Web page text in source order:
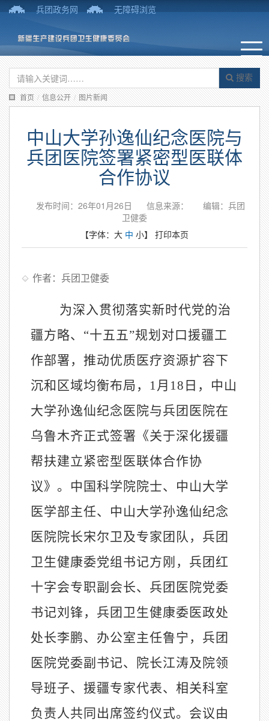
兵团政务网 无障碍浏览
搜索
首页 / 信息公开 / 图片新闻
中山大学孙逸仙纪念医院与
兵团医院签署紧密型医联体
合作协议
发布时间：26年01月26日 信息来源：
编辑：兵团
卫健委
【字体： 大 中 小】 打印本页
作者：兵团卫健委
为深入贯彻落实新时代党的治
疆方略、“十五五”规划对口援疆工
作部署，推动优质医疗资源扩容下
沉和区域均衡布局，1月18日，中山
大学孙逸仙纪念医院与兵团医院在
乌鲁木齐正式签署《关于深化援疆
帮扶建立紧密型医联体合作协
议》。中国科学院院士、中山大学
医学部主任、中山大学孙逸仙纪念
医院院长宋尔卫及专家团队，兵团
卫生健康委党组书记方刚，兵团红
十字会专职副会长、兵团医院党委
书记刘锋，兵团卫生健康委医政处
处长李鹏、办公室主任鲁宁，兵团
医院党委副书记、院长江涛及院领
导班子、援疆专家代表、相关科室
负责人共同出席签约仪式。会议由